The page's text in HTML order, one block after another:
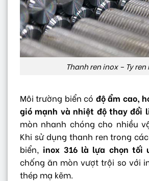
Thanh ren inox – Ty ren
Môi trường biển có độ ẩm cao,
gió mạnh và nhiệt độ thay đổi
mòn nhanh chóng cho nhiều
Khi sử dụng thanh ren trong
biển, inox 316 là lựa chọn tối
chống ăn mòn vượt trội so với
thép mạ kẽm.